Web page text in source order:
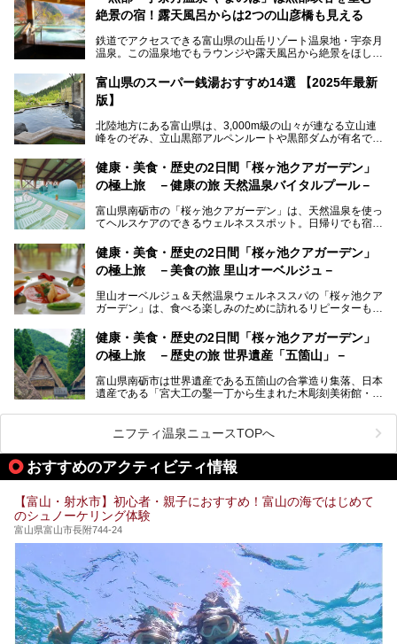
絶景の宿！露天風呂からは2つの山彦橋も見える
鉄道でアクセスできる富山県の山岳リゾート温泉地・宇奈月
温泉。この温泉地でもラウンジや露天風呂から絶景をほしい
の「黒部・宇奈月温泉 やまのは」。
自慢の眺望、温泉、居心地の良い客室、ビュッフェ式の食事
ます。日常から少し離れて、山懐で自然に癒されたいと思う
方にぴったりの温泉です。冬なら雪景色も絵になりますよ。
───
提供元：オリックス・ホテルマネジメント株式会社【PR】
この記事は黒部・宇奈月温泉 やまのはのPR記事です。
富山県のスーパー銭湯おすすめ14選 【2025年最新
版】
北陸地方にある富山県は、3,000m級の山々が連なる立山連
峰をのぞみ、立山黒部アルペンルートや黒部ダムが有名で
の（新鮮な）海の幸も見逃せません！
北陸新幹線が開業し、実は東京からも2時間ほどでアクセス
のいい天然温泉が豊富で、すぐにでも出かけたくなる施設が
満載ですよ。
健康・美食・歴史の2日間「桜ヶ池クアガーデン」
の極上旅 －健康の旅 天然温泉バイタルプール－
富山県南砺市の「桜ヶ池クアガーデン」は、天然温泉を使っ
てヘルスケアのできるウェルネススポット。日帰りでも宿泊
るので、ゆったり楽しみながら美しく健康に。
そんな「桜ヶ池クアガーデン」の天然温泉バイタルプールと
ートしたいと思います。
健康・美食・歴史の2日間「桜ヶ池クアガーデン」
の極上旅 －美食の旅 里山オーベルジュ－
里山オーベルジュ＆天然温泉ウェルネススパの「桜ヶ池クア
ガーデン」は、食べる楽しみのために訪れるリピーターも多
月、水はフレンチ、火、木は和食、土日はその両方がランチ
とディナーで味わえます。オリジナルのスイーツも評判で
す。
そんな「桜ヶ池クアガーデン」に宿泊して、食を満喫してき
たのでじっくりご紹介します！
健康・美食・歴史の2日間「桜ヶ池クアガーデン」
の極上旅 －歴史の旅 世界遺産「五箇山」－
富山県南砺市は世界遺産である五箇山の合掌造り集落、日本
遺産である「宮大工の鑿一丁から生まれた木彫刻美術館・井
小京都・城端と、とても魅力的な観光スポットがたくさんあ
ります。
城端の郊外に建つ里山オーベルジュ＆温泉ウェルネススパ
「桜ヶ池クアガーデン」に泊まって、歴史の旅にお出かけし
てみませんか？
ニフティ温泉ニュースTOPへ
おすすめのアクティビティ情報
【富山・射水市】初心者・親子におすすめ！富山の海ではじめて
のシュノーケリング体験
富山県富山市長附744-24